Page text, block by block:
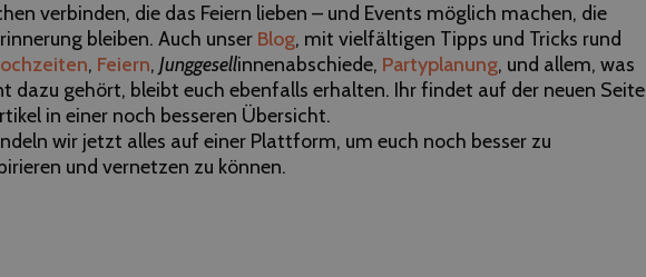
verbinden, die das Feiern lieben – und Events möglich machen, die
bleiben. Auch unser Blog, mit vielfältigen Tipps und Tricks rund
, Feiern, Junggesellinnenabschiede, Partyplanung, und allem, was
dazu gehört, bleibt euch ebenfalls erhalten. Ihr findet auf der neuen Seite
in einer noch besseren Übersicht.
wir jetzt alles auf einer Plattform, um euch noch besser zu
und vernetzen zu können.